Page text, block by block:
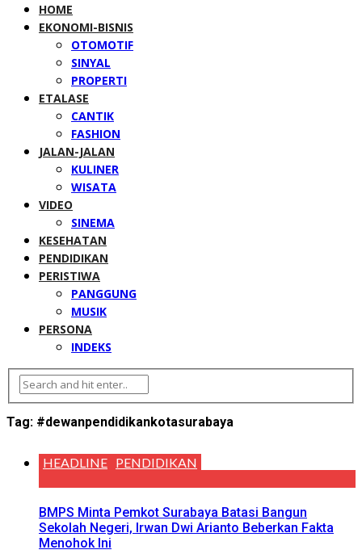
HOME
EKONOMI-BISNIS
OTOMOTIF
SINYAL
PROPERTI
ETALASE
CANTIK
FASHION
JALAN-JALAN
KULINER
WISATA
VIDEO
SINEMA
KESEHATAN
PENDIDIKAN
PERISTIWA
PANGGUNG
MUSIK
PERSONA
INDEKS
Tag: #dewanpendidikankotasurabaya
HEADLINE PENDIDIKAN
BMPS Minta Pemkot Surabaya Batasi Bangun
Sekolah Negeri, Irwan Dwi Arianto Beberkan Fakta
Menohok Ini